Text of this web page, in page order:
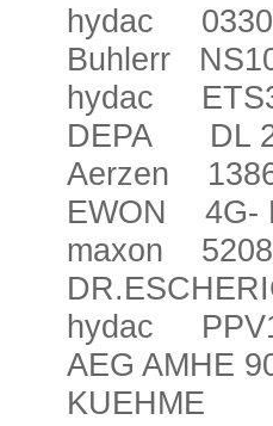
hydac 0330
Buhlerr
hydac
DEPA DL
Aerzen
EWON 4G-
maxon
hydac
AEG AMHE
KUEHME